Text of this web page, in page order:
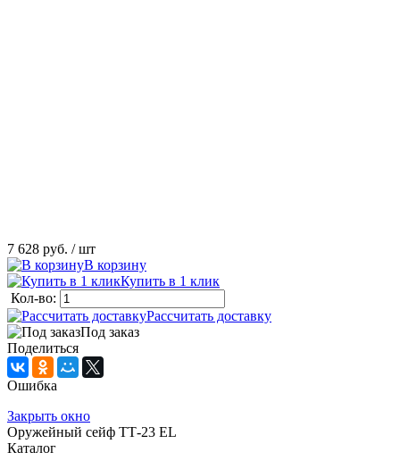
7 628 руб. / шт
В корзину
Купить в 1 клик
Кол-во:
Рассчитать доставку
Под заказ
Поделиться
Ошибка
Закрыть окно
Оружейный сейф ТТ-23 EL
Каталог